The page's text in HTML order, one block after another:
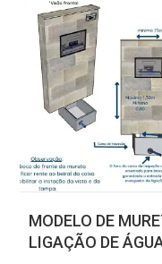
MODELO DE
LIGAÇÃO DE